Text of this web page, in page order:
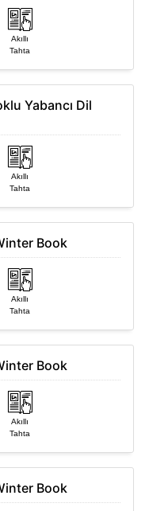
Akıllı
Tahta
Yabancı Dil
Akıllı
Tahta
Book
Akıllı
Tahta
Book
Akıllı
Tahta
Book
Hazırlık